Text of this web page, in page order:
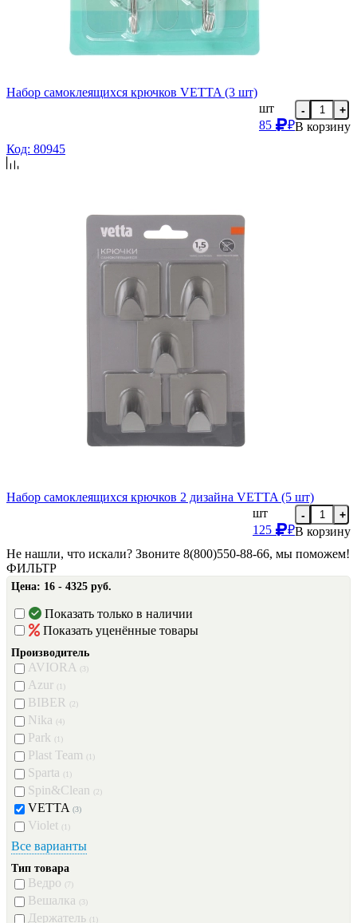
Набор самоклеящихся крючков VETTA (3 шт)
шт
85
₽
- +
В корзину
Код: 80945
Набор самоклеящихся крючков 2 дизайна VETTA (5 шт)
шт
125
₽
- +
В корзину
Не нашли, что искали? Звоните 8(800)550-88-66, мы поможем!
ФИЛЬТР
Цена: 16 - 4325 руб.
Показать только в наличии
Показать уценённые товары
Производитель
AVIORA (3)
Azur (1)
BIBER (2)
Nika (4)
Park (1)
Plast Team (1)
Sparta (1)
Spin&Clean (2)
VETTA (3)
Violet (1)
Все варианты
Тип товара
Ведро (7)
Вешалка (3)
Держатель (1)